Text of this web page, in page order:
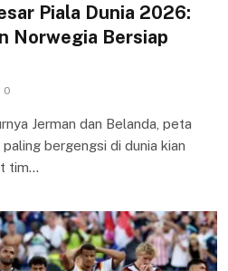
Piala Dunia 2026:
Norwegia Bersiap
0
Jerman dan Belanda, peta
bergengsi di dunia kian
tim…